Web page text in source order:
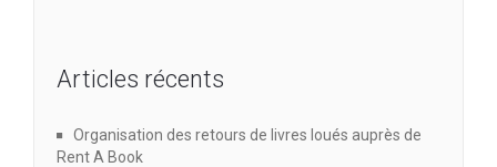
Articles récents
Organisation des retours de livres loués auprès de
Rent A Book